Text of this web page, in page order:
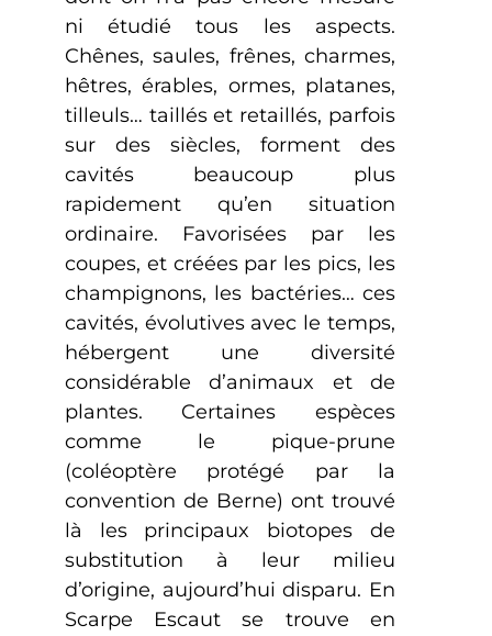
ni étudié tous les aspects.
Chênes, saules, frênes, charmes,
hêtres, érables, ormes, platanes,
tilleuls… taillés et retaillés, parfois
sur des siècles, forment des
cavités beaucoup plus
rapidement qu’en situation
ordinaire. Favorisées par les
coupes, et créées par les pics, les
champignons, les bactéries… ces
cavités, évolutives avec le temps,
hébergent une diversité
considérable d’animaux et de
plantes. Certaines espèces
comme le pique-prune
(coléoptère protégé par la
convention de Berne) ont trouvé
là les principaux biotopes de
substitution à leur milieu
d’origine, aujourd’hui disparu. En
Scarpe Escaut se trouve en